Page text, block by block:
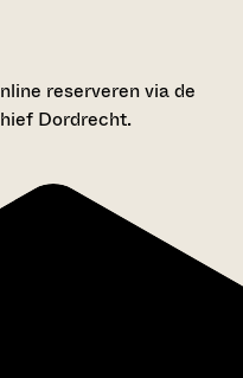
reserveren via de
Dordrecht.